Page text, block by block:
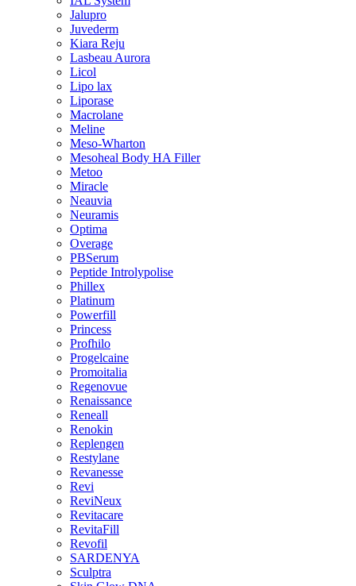
Jalupro
Juvederm
Kiara Reju
Lasbeau Aurora
Licol
Lipo lax
Liporase
Macrolane
Meline
Meso-Wharton
Mesoheal Body HA Filler
Metoo
Miracle
Neauvia
Neuramis
Optima
Overage
PBSerum
Peptide Introlypolise
Phillex
Platinum
Powerfill
Princess
Profhilo
Progelcaine
Promoitalia
Regenovue
Renaissance
Reneall
Renokin
Replengen
Restylane
Revanesse
Revi
ReviNeux
Revitacare
RevitaFill
Revofil
SARDENYA
Sculptra